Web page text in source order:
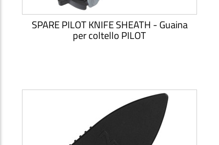
SPARE PILOT KNIFE SHEATH - Guaina
per coltello PILOT